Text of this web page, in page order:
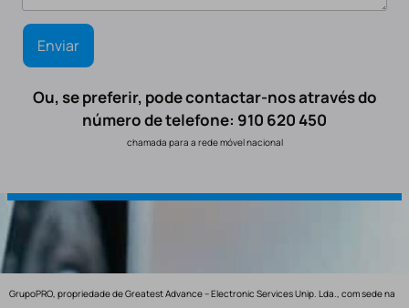
Ou, se preferir, pode contactar-nos através do
número de telefone: 910 620 450
chamada para a rede móvel nacional
GrupoPRO, propriedade de Greatest Advance – Electronic Services Unip. Lda., com sede na